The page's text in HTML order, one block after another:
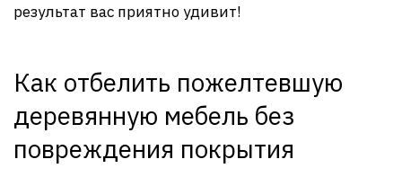
результат вас приятно удивит!
Как отбелить пожелтевшую
деревянную мебель без
повреждения покрытия